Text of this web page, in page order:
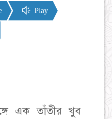
Play
এক তাঁতীর খুব